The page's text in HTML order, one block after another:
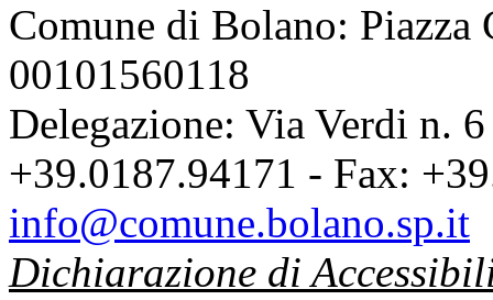
Comune di Bolano:
00101560118
Delegazione: Via Verdi n.
+39.0187.94171 - Fax:
info@comune.bolano.sp.it
Dichiarazione di